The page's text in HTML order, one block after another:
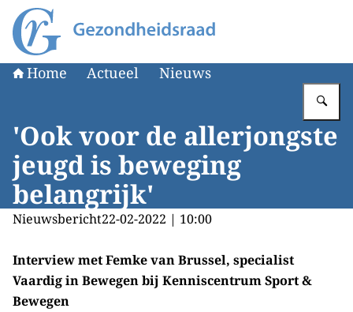
Naar de homepage van Gezondheidsraad
Home Actueel Nieuws
'Ook voor de allerjongste
jeugd is beweging
belangrijk'
Nieuwsbericht22-02-2022 | 10:00
Interview met Femke van Brussel, specialist
Vaardig in Bewegen bij Kenniscentrum Sport &
Bewegen